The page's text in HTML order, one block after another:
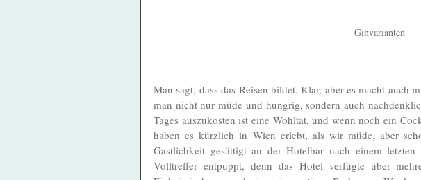
Ginvarianten
Man sagt, dass das Reisen bildet. Klar, aber es macht auch
man nicht nur müde und hungrig, sondern auch
Tages auszukosten ist eine Wohltat, und wenn noch ein
haben es kürzlich in Wien erlebt, als wir müde, aber
Gastlichkeit gesättigt an der Hotelbar nach einem
Volltreffer entpuppt, denn das Hotel verfügte über